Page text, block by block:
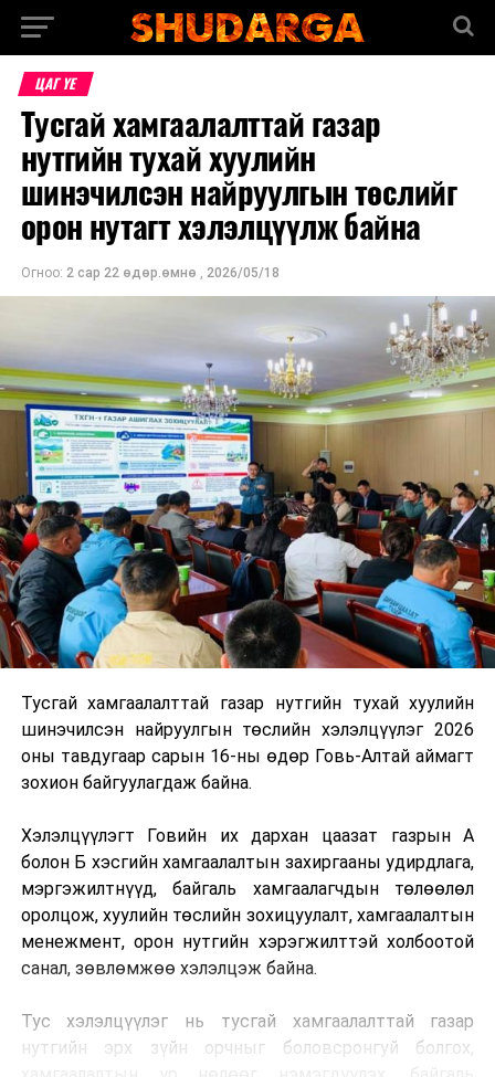
ЦАГ ҮЕ
Тусгай хамгаалалттай газар
нутгийн тухай хуулийн
шинэчилсэн найруулгын төслийг
орон нутагт хэлэлцүүлж байна
Огноо: 2 сар 22 өдөр.өмнө , 2026/05/18
Тусгай хамгаалалттай газар нутгийн тухай хуулийн
шинэчилсэн найруулгын төслийн хэлэлцүүлэг 2026
оны тавдугаар сарын 16-ны өдөр Говь-Алтай аймагт
зохион байгуулагдаж байна.
Хэлэлцүүлэгт Говийн их дархан цаазат газрын А
болон Б хэсгийн хамгаалалтын захиргааны удирдлага,
мэргэжилтнүүд, байгаль хамгаалагчдын төлөөлөл
оролцож, хуулийн төслийн зохицуулалт, хамгаалалтын
менежмент, орон нутгийн хэрэгжилттэй холбоотой
санал, зөвлөмжөө хэлэлцэж байна.
Тус хэлэлцүүлэг нь тусгай хамгаалалттай газар
нутгийн эрх зүйн орчныг боловсронгуй болгох,